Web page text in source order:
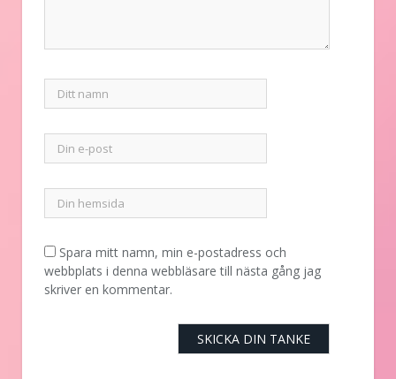
Spara mitt namn, min e-postadress och
webbplats i denna webbläsare till nästa gång jag
skriver en kommentar.